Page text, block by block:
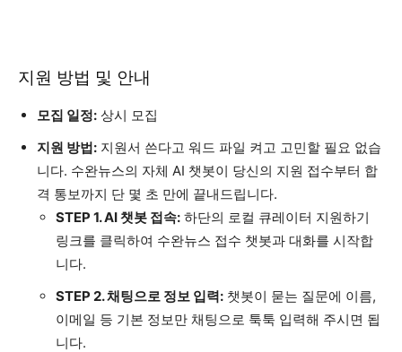
지원 방법 및 안내
모집 일정: 상시 모집
지원 방법: 지원서 쓴다고 워드 파일 켜고 고민할 필요 없습
니다. 수완뉴스의 자체 AI 챗봇이 당신의 지원 접수부터 합
격 통보까지 단 몇 초 만에 끝내드립니다.
STEP 1. AI 챗봇 접속: 하단의 로컬 큐레이터 지원하기
링크를 클릭하여 수완뉴스 접수 챗봇과 대화를 시작합
니다.
STEP 2. 채팅으로 정보 입력: 챗봇이 묻는 질문에 이름,
이메일 등 기본 정보만 채팅으로 툭툭 입력해 주시면 됩
니다.